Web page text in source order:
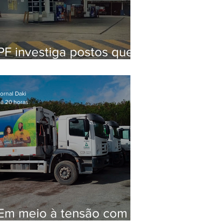
investiga postos que
de secretário
em 2020
meio à tensão com
Daki
20 horas